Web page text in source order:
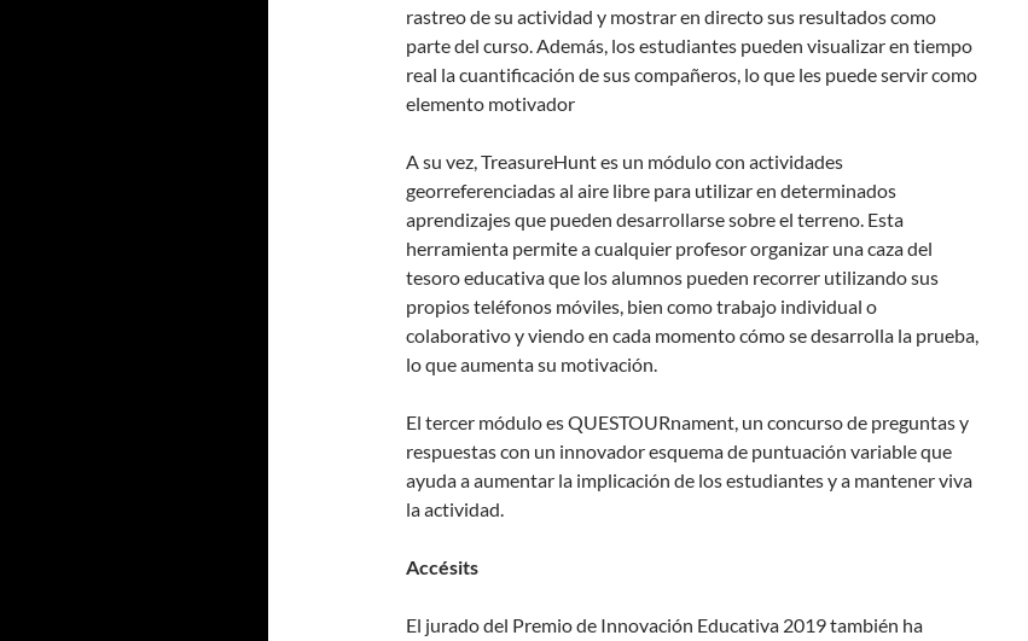
rastreo de su actividad y mostrar en directo sus resultados como
parte del curso. Además, los estudiantes pueden visualizar en tiempo
real la cuantificación de sus compañeros, lo que les puede servir como
elemento motivador
A su vez, TreasureHunt es un módulo con actividades
georreferenciadas al aire libre para utilizar en determinados
aprendizajes que pueden desarrollarse sobre el terreno. Esta
herramienta permite a cualquier profesor organizar una caza del
tesoro educativa que los alumnos pueden recorrer utilizando sus
propios teléfonos móviles, bien como trabajo individual o
colaborativo y viendo en cada momento cómo se desarrolla la prueba,
lo que aumenta su motivación.
El tercer módulo es QUESTOURnament, un concurso de preguntas y
respuestas con un innovador esquema de puntuación variable que
ayuda a aumentar la implicación de los estudiantes y a mantener viva
la actividad.
Accésits
El jurado del Premio de Innovación Educativa 2019 también ha